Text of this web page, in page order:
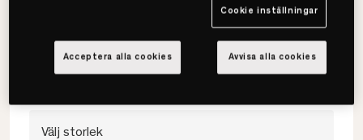
Kuvertsytt Madrasskydd
• Skyddar mot fläckar & slitage
• Förlänger madrassens livslängd
• Ren & hygienisk sovmiljö
Välj storlek
Cookie inställningar
Avvisa alla cookies
Acceptera alla cookies